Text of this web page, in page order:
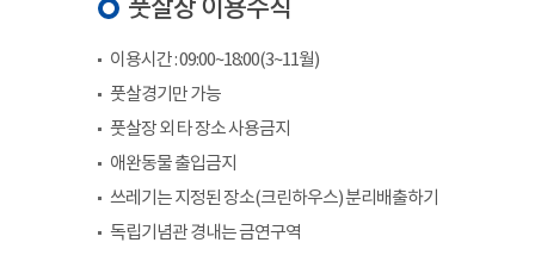
풋살장 이용수칙
이용시간 : 09:00~18:00(3~11월)
풋살경기만 가능
풋살장 외 타 장소 사용금지
애완동물 출입금지
쓰레기는 지정된 장소(크린하우스) 분리배출하기
독립기념관 경내는 금연구역